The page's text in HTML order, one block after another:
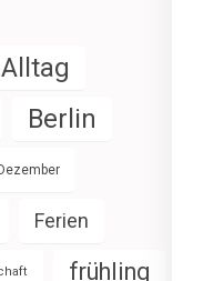
Alltag
Berlin
Ferien
frühling